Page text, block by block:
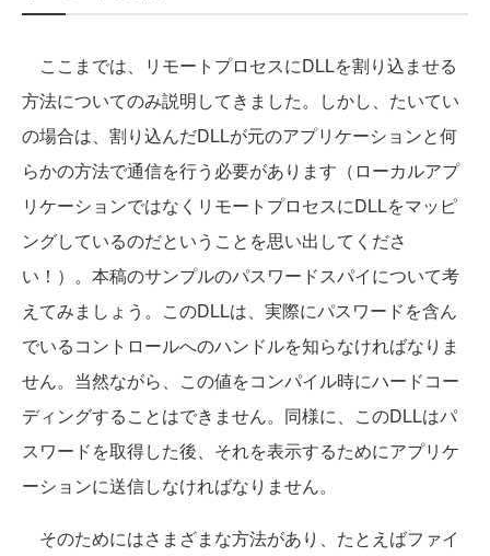
ここまでは、リモートプロセスにDLLを割り込ませる
方法についてのみ説明してきました。しかし、たいてい
の場合は、割り込んだDLLが元のアプリケーションと何
らかの方法で通信を行う必要があります（ローカルアプ
リケーションではなくリモートプロセスにDLLをマッピ
ングしているのだということを思い出してくださ
い！）。本稿のサンプルのパスワードスパイについて考
えてみましょう。このDLLは、実際にパスワードを含ん
でいるコントロールへのハンドルを知らなければなりま
せん。当然ながら、この値をコンパイル時にハードコー
ディングすることはできません。同様に、このDLLはパ
スワードを取得した後、それを表示するためにアプリケ
ーションに送信しなければなりません。
そのためにはさまざまな方法があり、たとえばファイ